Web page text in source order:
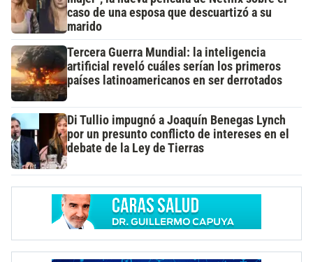
caso de una esposa que descuartizó a su
marido
Tercera Guerra Mundial: la inteligencia
artificial reveló cuáles serían los primeros
países latinoamericanos en ser derrotados
Di Tullio impugnó a Joaquín Benegas Lynch
por un presunto conflicto de intereses en el
debate de la Ley de Tierras